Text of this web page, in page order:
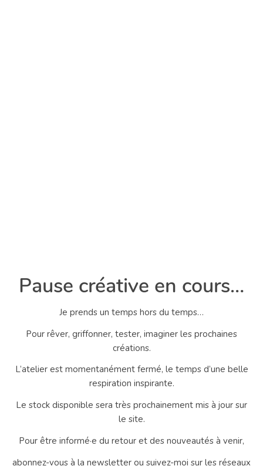
Pause créative en cours…
Je prends un temps hors du temps…
Pour rêver, griffonner, tester, imaginer les prochaines
créations.
L’atelier est momentanément fermé, le temps d’une belle
respiration inspirante.
Le stock disponible sera très prochainement mis à jour sur
le site.
Pour être informé·e du retour et des nouveautés à venir,
abonnez-vous à la newsletter ou suivez-moi sur les réseaux